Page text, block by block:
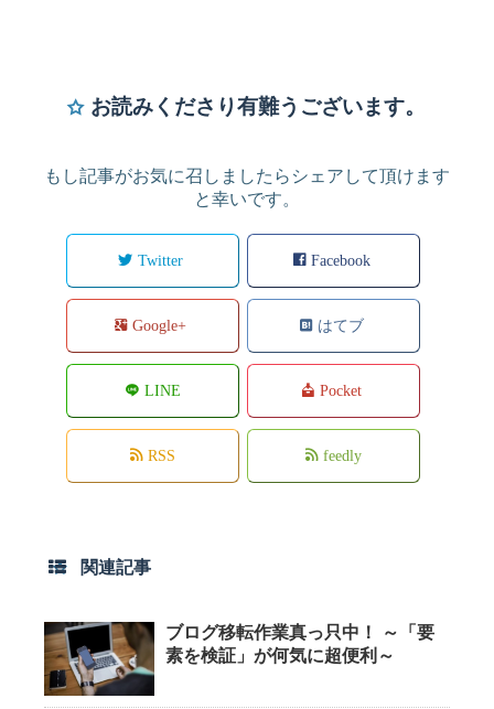
お読みくださり有難うございます。
もし記事がお気に召しましたらシェアして頂けます
と幸いです。
Twitter Facebook
Google+ はてブ
LINE Pocket
RSS feedly
関連記事
ブログ移転作業真っ只中！ ～「要
素を検証」が何気に超便利～